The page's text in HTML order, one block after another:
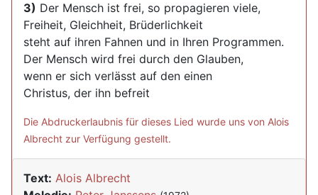
3) Der Mensch ist frei, so propagieren viele,
Freiheit, Gleichheit, Brüderlichkeit
steht auf ihren Fahnen und in Ihren Programmen.
Der Mensch wird frei durch den Glauben,
wenn er sich verlässt auf den einen
Christus, der ihn befreit
Die Abdruckerlaubnis für dieses Lied wurde uns von Alois
Albrecht zur Verfügung gestellt.
Text: Alois Albrecht